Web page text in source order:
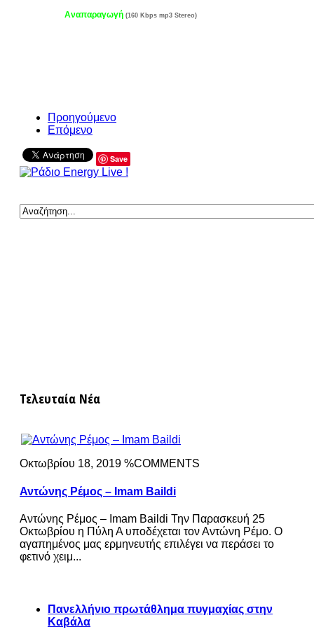
Αναπαραγωγή (160 Kbps mp3 Stereo)
Προηγούμενο
Επόμενο
Save
Τελευταία Νέα
Οκτωβρίου 18, 2019 %COMMENTS
Αντώνης Ρέμος – Imam Baildi
Αντώνης Ρέμος – Imam Baildi Την Παρασκευή 25
Οκτωβρίου η Πύλη Α υποδέχεται τον Αντώνη Ρέμο. Ο
αγαπημένος μας ερμηνευτής επιλέγει να περάσει το
φετινό χειμ...
Πανελλήνιο πρωτάθλημα πυγμαχίας στην
Καβάλα